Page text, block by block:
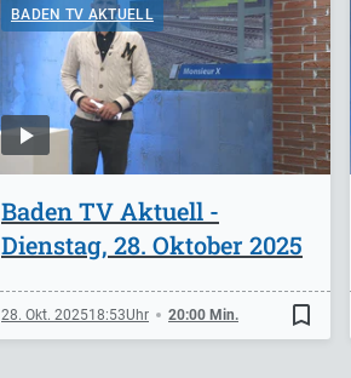
BADEN TV AKTUELL
Baden TV Aktuell -
Dienstag, 28. Oktober 2025
28. Okt. 202518:53 20:00 Min. bookmark_border